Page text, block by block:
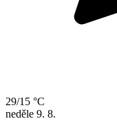
29/15 °C
neděle 9. 8.